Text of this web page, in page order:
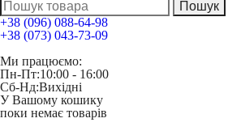
+38 (096) 088-64-98
+38 (073) 043-73-09
Ми працюємо:
Пн-Пт:10:00 - 16:00
Сб-Нд:Вихідні
У Вашому кошику
поки немає товарів